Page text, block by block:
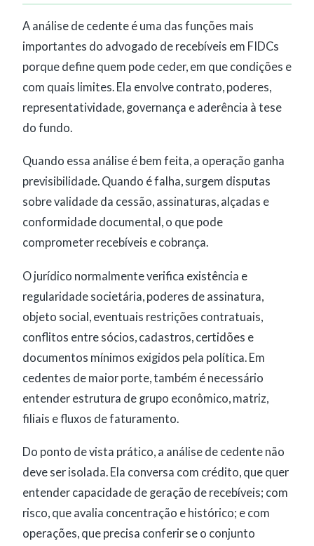
A análise de cedente é uma das funções mais
importantes do advogado de recebíveis em FIDCs
porque define quem pode ceder, em que condições e
com quais limites. Ela envolve contrato, poderes,
representatividade, governança e aderência à tese
do fundo.
Quando essa análise é bem feita, a operação ganha
previsibilidade. Quando é falha, surgem disputas
sobre validade da cessão, assinaturas, alçadas e
conformidade documental, o que pode
comprometer recebíveis e cobrança.
O jurídico normalmente verifica existência e
regularidade societária, poderes de assinatura,
objeto social, eventuais restrições contratuais,
conflitos entre sócios, cadastros, certidões e
documentos mínimos exigidos pela política. Em
cedentes de maior porte, também é necessário
entender estrutura de grupo econômico, matriz,
filiais e fluxos de faturamento.
Do ponto de vista prático, a análise de cedente não
deve ser isolada. Ela conversa com crédito, que quer
entender capacidade de geração de recebíveis; com
risco, que avalia concentração e histórico; e com
operações, que precisa conferir se o conjunto